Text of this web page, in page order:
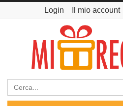
Login Il mio account
Cerca